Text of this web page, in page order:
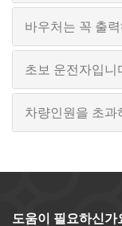
바우처는 꼭 출
초보 운전자입
차량인원을 초과
도움이 필요하신가